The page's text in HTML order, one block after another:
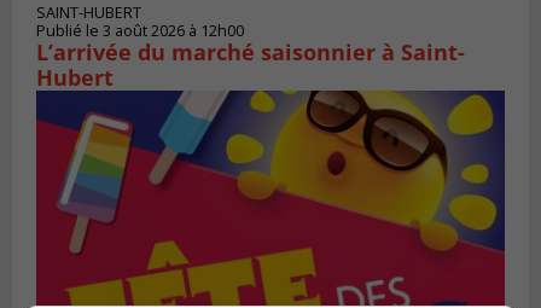
SAINT-HUBERT
Publié le 3 août 2026 à 12h00
L’arrivée du marché saisonnier à Saint-
Hubert